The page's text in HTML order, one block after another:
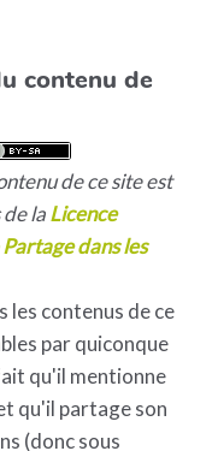
contenu de
de ce site est
laLicence
dans les
les contenus de ce
par quiconque
qu'il mentionne
qu'il partage son
(donc sous